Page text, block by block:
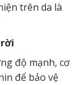
trên da là
độ mạnh, cơ
để bảo vệ